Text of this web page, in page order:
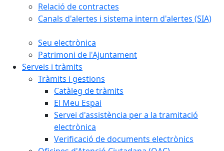
Relació de contractes
Canals d'alertes i sistema intern d'alertes (SIA)
Seu electrònica
Patrimoni de l'Ajuntament
Serveis i tràmits
Tràmits i gestions
Catàleg de tràmits
El Meu Espai
Servei d'assistència per a la tramitació
electrònica
Verificació de documents electrònics